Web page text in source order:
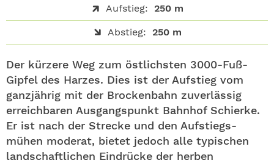
Aufstieg: 250 m
Abstieg: 250 m
Der kürzere Weg zum östlichsten 3000-Fuß-
Gipfel des Harzes. Dies ist der Aufstieg vom
ganzjährig mit der Brockenbahn zuverlässig
erreichbaren Ausgangspunkt Bahnhof Schierke.
Er ist nach der Strecke und den Aufstiegs-
mühen moderat, bietet jedoch alle typischen
landschaftlichen Eindrücke der herben